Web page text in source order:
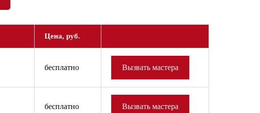
Цена, руб.
бесплатно Вызвать мастера
бесплатно Вызвать мастера